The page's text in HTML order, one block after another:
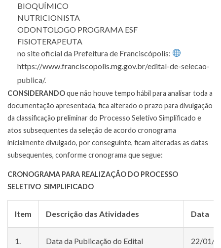
BIOQUÍMICO
NUTRICIONISTA
ODONTOLOGO PROGRAMA ESF
FISIOTERAPEUTA
no site oficial da Prefeitura de Franciscópolis:
https://www.franciscopolis.mg.gov.br/edital-de-selecao-
publica/.
CONSIDERANDOque não houve tempo hábil para analisar toda a
documentação apresentada, fica alterado o prazo para divulgação
da classificação preliminar do Processo Seletivo Simplificado e
atos subsequentes da seleção de acordo cronograma
inicialmente divulgado, por conseguinte, ficam alteradas as datas
subsequentes, conforme cronograma que segue:
CRONOGRAMA PARA REALIZAÇÃO DO PROCESSO
SELETIVO SIMPLIFICADO
Item Descrição das Atividades Data
1.
Data da Publicação do Edital
22/01/